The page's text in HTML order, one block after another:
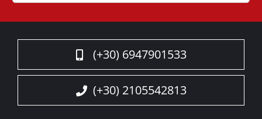
(+30) 6947901533
(+30) 2105542813